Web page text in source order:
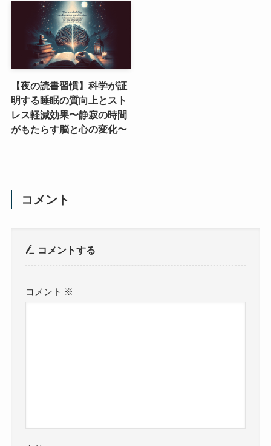
【夜の読書習慣】科学が証
明する睡眠の質向上とスト
レス軽減効果〜静寂の時間
がもたらす脳と心の変化〜
コメント
コメントする
コメント ※